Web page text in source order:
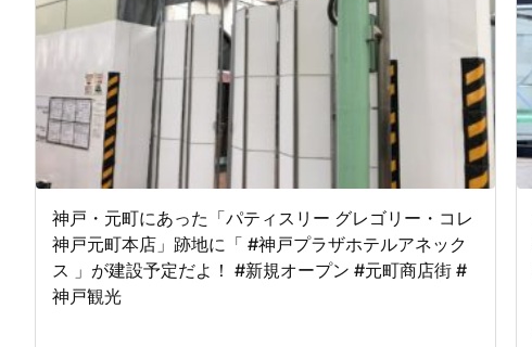
神戸・元町にあった「パティスリー グレゴリー・コレ
神戸元町本店」跡地に「 #神戸プラザホテルアネック
ス 」が建設予定だよ！ #新規オープン #元町商店街 #
神戸観光